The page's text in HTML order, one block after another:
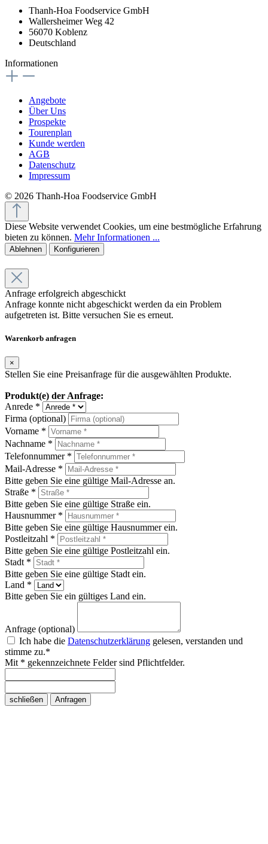
Thanh-Hoa Foodservice GmbH
Wallersheimer Weg 42
56070 Koblenz
Deutschland
Informationen
Angebote
Über Uns
Prospekte
Tourenplan
Kunde werden
AGB
Datenschutz
Impressum
© 2026 Thanh-Hoa Foodservice GmbH
Diese Website verwendet Cookies, um eine bestmögliche Erfahrung
bieten zu können. Mehr Informationen ...
Ablehnen Konfigurieren
Anfrage erfolgreich abgeschickt
Anfrage konnte nicht abgeschickt werden da ein Problem
aufgetreten ist. Bitte versuchen Sie es erneut.
Warenkorb anfragen
×
Stellen Sie eine Preisanfrage für die ausgewählten Produkte.
Produkt(e) der Anfrage:
Anrede *
Firma (optional)
Vorname *
Nachname *
Telefonnummer *
Mail-Adresse *
Bitte geben Sie eine gültige Mail-Adresse an.
Straße *
Bitte geben Sie eine gültige Straße ein.
Hausnummer *
Bitte geben Sie eine gültige Hausnummer ein.
Postleitzahl *
Bitte geben Sie eine gültige Postleitzahl ein.
Stadt *
Bitte geben Sie eine gültige Stadt ein.
Land *
Bitte geben Sie ein gültiges Land ein.
Anfrage (optional)
Ich habe die Datenschutzerklärung gelesen, verstanden und
stimme zu.*
Mit * gekennzeichnete Felder sind Pflichtfelder.
schließen Anfragen